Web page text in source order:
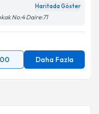
Haritada Göster
No:4 Daire:71
Daha Fazla